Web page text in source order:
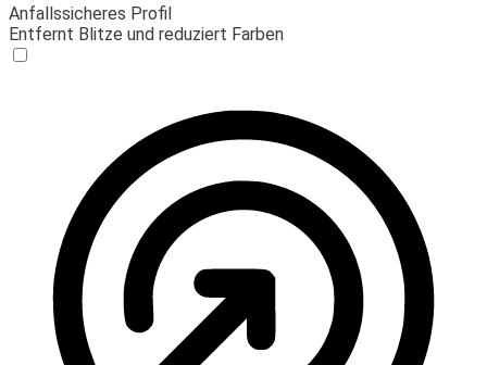
Anfallssicheres Profil
Entfernt Blitze und reduziert Farben